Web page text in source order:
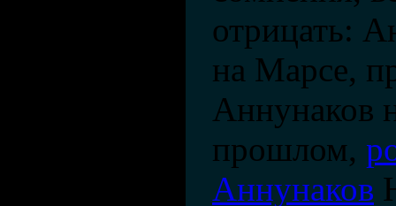
отрицать:
на Марсе,
Аннунаков
прошлом,
Аннунаков